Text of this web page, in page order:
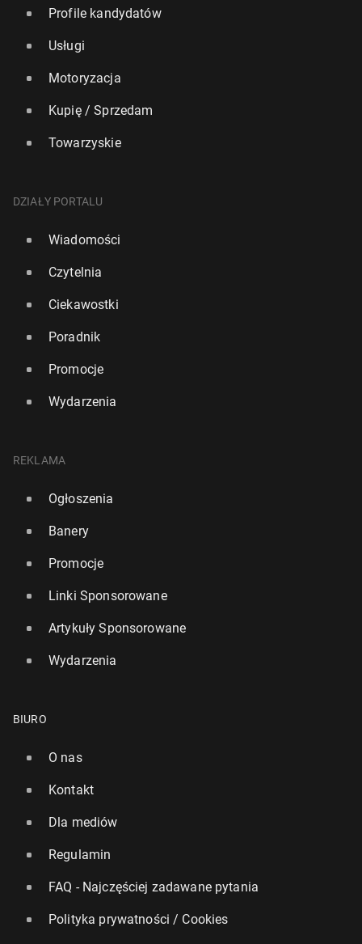
Profile kandydatów
Usługi
Motoryzacja
Kupię / Sprzedam
Towarzyskie
DZIAŁY PORTALU
Wiadomości
Czytelnia
Ciekawostki
Poradnik
Promocje
Wydarzenia
REKLAMA
Ogłoszenia
Banery
Promocje
Linki Sponsorowane
Artykuły Sponsorowane
Wydarzenia
BIURO
O nas
Kontakt
Dla mediów
Regulamin
FAQ - Najczęściej zadawane pytania
Polityka prywatności / Cookies